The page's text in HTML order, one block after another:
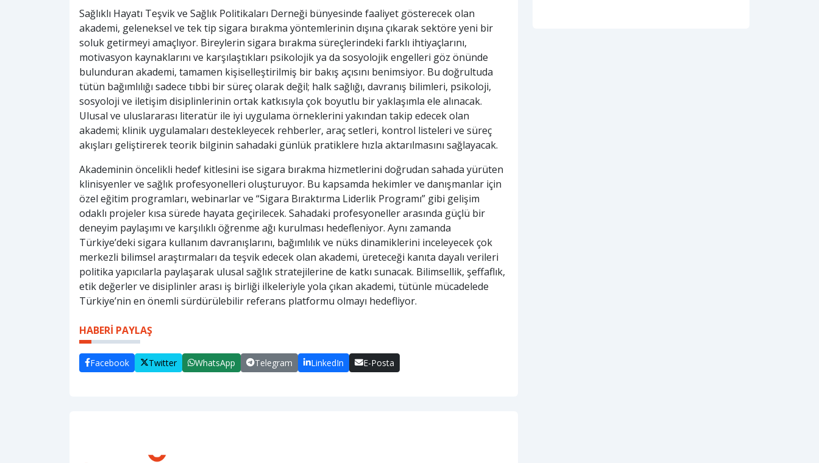
Sağlıklı Hayatı Teşvik ve Sağlık Politikaları Derneği bünyesinde faaliyet gösterecek olan
akademi, geleneksel ve tek tip sigara bırakma yöntemlerinin dışına çıkarak sektöre yeni bir
soluk getirmeyi amaçlıyor. Bireylerin sigara bırakma süreçlerindeki farklı ihtiyaçlarını,
motivasyon kaynaklarını ve karşılaştıkları psikolojik ya da sosyolojik engelleri göz önünde
bulunduran akademi, tamamen kişiselleştirilmiş bir bakış açısını benimsiyor. Bu doğrultuda
tütün bağımlılığı sadece tıbbi bir süreç olarak değil; halk sağlığı, davranış bilimleri, psikoloji,
sosyoloji ve iletişim disiplinlerinin ortak katkısıyla çok boyutlu bir yaklaşımla ele alınacak.
Ulusal ve uluslararası literatür ile iyi uygulama örneklerini yakından takip edecek olan
akademi; klinik uygulamaları destekleyecek rehberler, araç setleri, kontrol listeleri ve süreç
akışları geliştirerek teorik bilginin sahadaki günlük pratiklere hızla aktarılmasını sağlayacak.
Akademinin öncelikli hedef kitlesini ise sigara bırakma hizmetlerini doğrudan sahada yürüten
klinisyenler ve sağlık profesyonelleri oluşturuyor. Bu kapsamda hekimler ve danışmanlar için
özel eğitim programları, webinarlar ve “Sigara Bıraktırma Liderlik Programı” gibi gelişim
odaklı projeler kısa sürede hayata geçirilecek. Sahadaki profesyoneller arasında güçlü bir
deneyim paylaşımı ve karşılıklı öğrenme ağı kurulması hedefleniyor. Aynı zamanda
Türkiye’deki sigara kullanım davranışlarını, bağımlılık ve nüks dinamiklerini inceleyecek çok
merkezli bilimsel araştırmaları da teşvik edecek olan akademi, üreteceği kanıta dayalı verileri
politika yapıcılarla paylaşarak ulusal sağlık stratejilerine de katkı sunacak. Bilimsellik, şeffaflık,
etik değerler ve disiplinler arası iş birliği ilkeleriyle yola çıkan akademi, tütünle mücadelede
Türkiye’nin en önemli sürdürülebilir referans platformu olmayı hedefliyor.
HABERİ PAYLAŞ
Facebook Twitter WhatsApp Telegram LinkedIn E-Posta